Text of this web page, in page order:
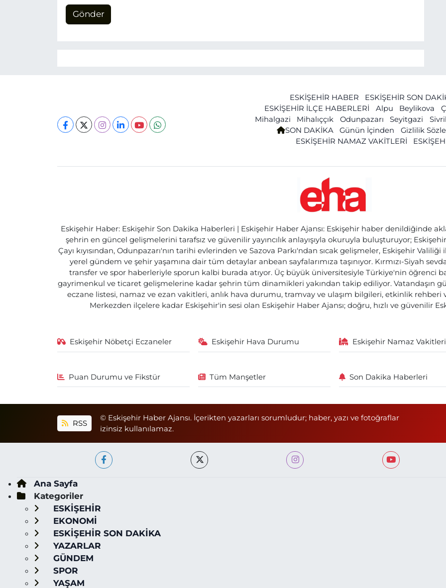
Gönder
ESKİŞEHİR HABER ESKİŞEHİR SON
ESKİŞEHİR İLÇE HABERLERİ
Alpu Beylikova
Mihalgazi
Mihalıççık Odunpazarı Seyitgazi
SON DAKİKA
Günün İçinden Gizlilik
ESKİŞEHİR NAMAZ VAKİTLERİ
Eskişehir Haber: Eskişehir Son Dakika Haberleri | Eskişehir Haber Ajansı: Eskişehir haber denildiğinde
şehrin en güncel gelişmelerini tarafsız ve güvenilir yayıncılık anlayışıyla okuruyla buluşturuyor;
Çayı kıyısından, Odunpazarı'nın tarihi evlerinden ve Sazova Parkı'ndan sıcak gelişmeler, Eskişehir
yerel gündem ve şehir yaşamına dair tüm detaylar anbean sayfalarımıza taşınıyor. Kırmızı-Siyah
transfer ve spor haberleriyle sporun kalbi burada atıyor. Üç büyük üniversitesiyle Türkiye'nin öğrenci
gayrimenkul ve ticaret gelişmelerine kadar şehrin tüm dinamikleri yakından takip ediliyor. Vatandaşın
eczane listesi, namaz ve ezan vakitleri, anlık hava durumu, tramvay ve ulaşım bilgileri, etkinlik
Merkezden ilçelere kadar Eskişehir'in sesi olan Eskişehir Haber Ajansı; doğru, hızlı ve güvenilir
Eskişehir Nöbetçi Eczaneler Eskişehir Hava Durumu Eskişehir Namaz Vakitleri
Puan Durumu ve Fikstür Tüm Manşetler Son Dakika Haberleri
RSS
© Eskişehir Haber Ajansı. İçerikten yazarları sorumludur; haber, yazı ve fotoğraflar
izinsiz kullanılamaz.
Ana Sayfa
Kategoriler
ESKİŞEHİR
EKONOMİ
ESKİŞEHİR SON DAKİKA
YAZARLAR
GÜNDEM
SPOR
YAŞAM